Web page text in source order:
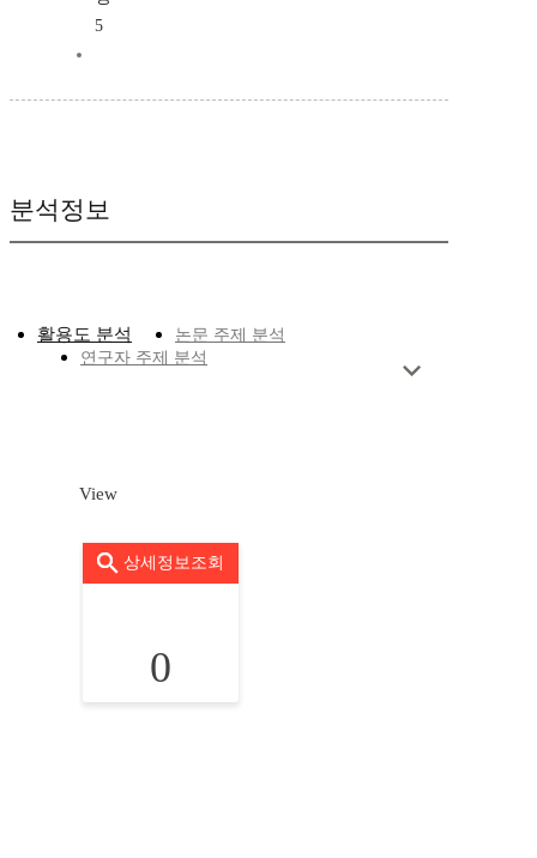
5
분석정보
활용도 분석
논문 주제 분석
연구자 주제 분석
View
상세정보조회
0